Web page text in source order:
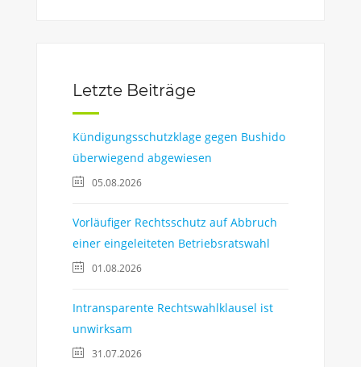
Letzte Beiträge
Kündigungsschutzklage gegen Bushido
überwiegend abgewiesen
05.08.2026
Vorläufiger Rechtsschutz auf Abbruch
einer eingeleiteten Betriebsratswahl
01.08.2026
Intransparente Rechtswahlklausel ist
unwirksam
31.07.2026